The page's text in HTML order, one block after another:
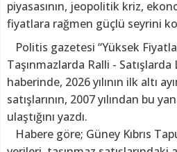
piyasasının, jeopolitik kriz,
fiyatlara rağmen güçlü seyrini
Politis gazetesi “Yüksek
Taşınmazlarda Ralli - Satışlarda
haberinde, 2026 yılının ilk altı
satışlarının, 2007 yılından bu
ulaştığını yazdı.
Habere göre; Güney Kıbrıs